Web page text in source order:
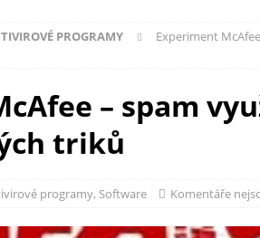
] Genius na veletrhu COMPUTEX 2025 představí
] Nová řada multifunkčních kancelářských tiskáren
PERIFERIE
] Blockchain a růst krypto kasin: Co by měli vědět
PROGRAMY
Experiment
– spam
triků
programy, Software Komentáře